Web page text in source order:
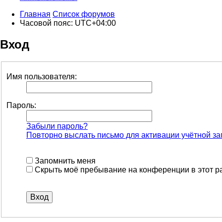
Главная Список форумов
Часовой пояс: UTC+04:00
Вход
Имя пользователя:
Пароль:
Забыли пароль?
Повторно выслать письмо для активации учётной
Запомнить меня
Скрыть моё пребывание на конференции в этот